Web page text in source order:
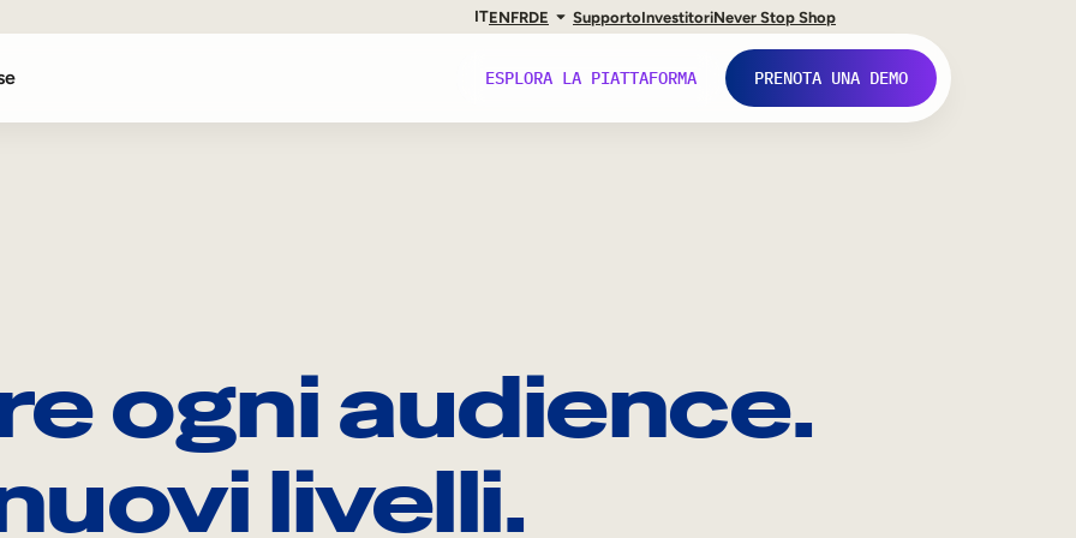
ITENFRDE SupportoInvestitoriNever Stop Shop
ESPLORA LA PIATTAFORMA PRENOTA UNA DEMO
ogni audience.
livelli.